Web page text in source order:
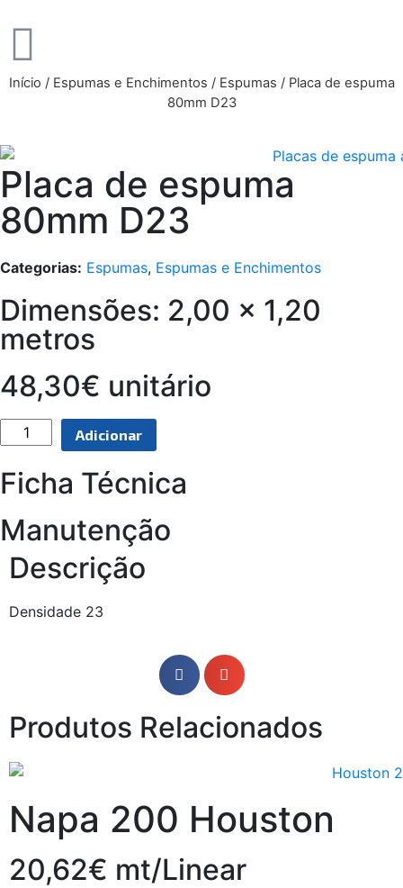
Início / Espumas e Enchimentos / Espumas / Placa de espuma
80mm D23
Placa de espuma
80mm D23
Categorias: Espumas, Espumas e Enchimentos
Dimensões: 2,00 x 1,20
metros
48,30€ unitário
Adicionar
Ficha Técnica
Manutenção
Descrição
Densidade 23
Produtos Relacionados
Napa 200 Houston
20,62€ mt/Linear